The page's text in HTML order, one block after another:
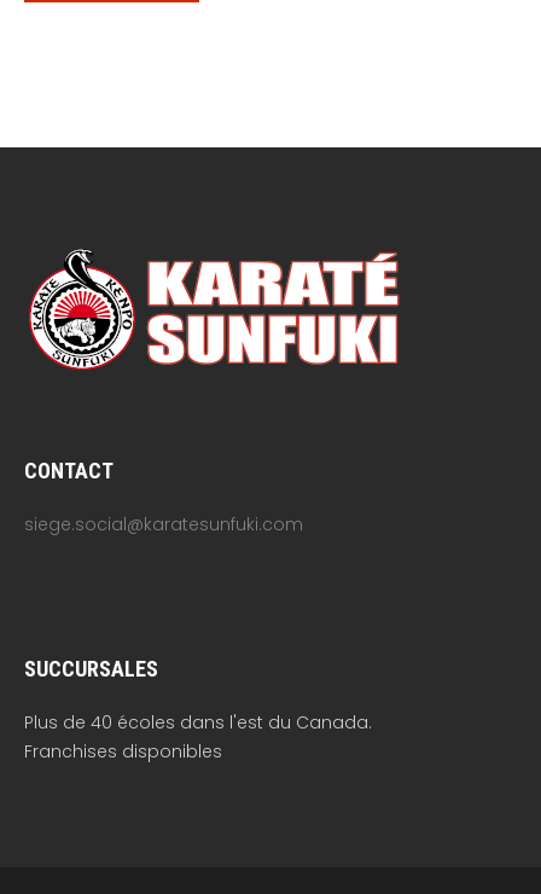
CONTACT
siege.social@karatesunfuki.com
SUCCURSALES
Plus de 40 écoles dans l'est du Canada.
Franchises disponibles